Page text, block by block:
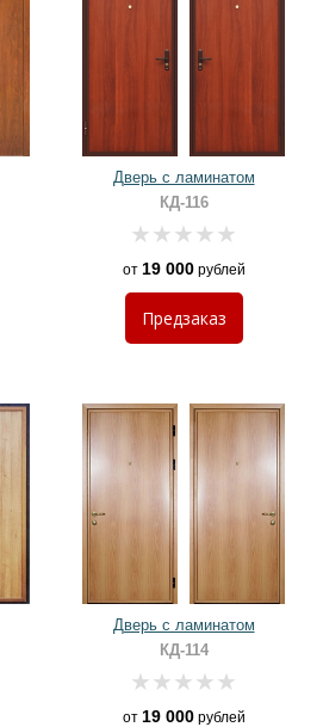
Дверь с ламинатом
КД-116
от 19 000рублей
Предзаказ
Дверь с ламинатом
КД-114
от 19 000рублей